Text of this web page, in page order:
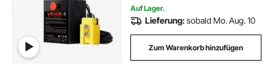
Auf Lager.
Lieferung:sobald Mo. Aug. 10
Zum Warenkorb hinzufügen